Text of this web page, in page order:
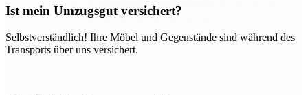
Ist mein Umzugsgut versichert?
Selbstverständlich! Ihre Möbel und Gegenstände sind während des
Transports über uns versichert.